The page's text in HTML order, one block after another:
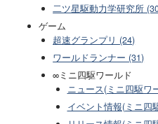
二ツ星駆動力学研究所
ゲーム
超速グランプリ (24)
ワールドランナー (31)
∞ミニ四駆ワールド
ニュース(ミニ四駆ワ
イベント情報(ミニ四